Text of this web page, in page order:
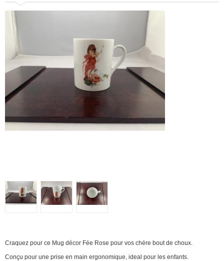
Craquez pour ce Mug décor Fée Rose pour vos chére bout de choux.
Conçu pour une prise en main ergonomique, ideal pour les enfants.